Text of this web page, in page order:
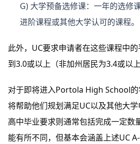
G) 大学预备选修课：一年的选修
进阶课程或其他大学认可的课程。
此外，UC要求申请者在这些课程中
到3.0或以上（非加州居民为3.4或以上
对于即将进入Portola High School
将帮助他们规划满足UC以及其他大学
高中毕业要求则通常包括完成一定数
能有所不同，但基本会涵盖上述UC